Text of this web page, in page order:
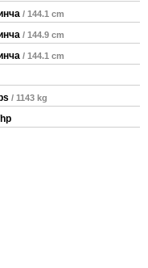
/ 144.1 cm
/ 144.9 cm
/ 144.1 cm
/ 1143 kg